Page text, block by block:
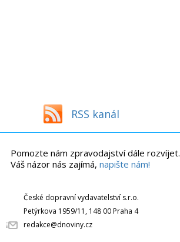
RSS kanál
Pomozte nám zpravodajství dále rozvíjet.
Váš názor nás zajímá, napište nám!
České dopravní vydavatelství s.r.o.
Petýrkova 1959/11, 148 00 Praha 4
redakce@dnoviny.cz